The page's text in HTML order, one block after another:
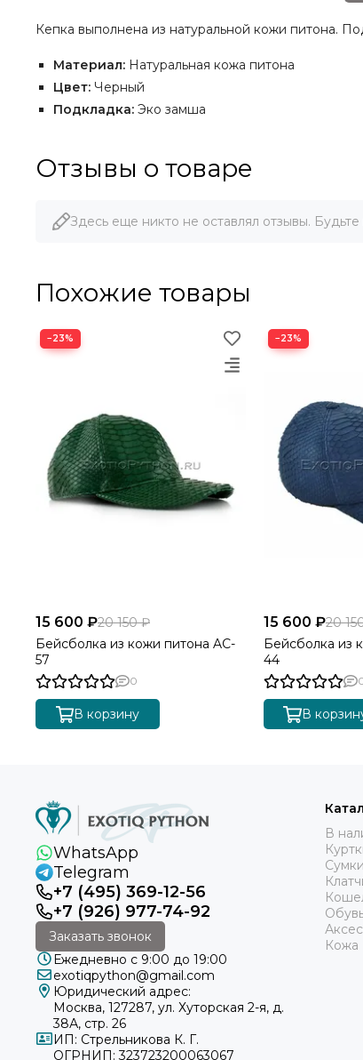
Кепка выполнена из натуральной кожи питона.
Материал: Натуральная кожа питона
Цвет: Черный
Подкладка: Эко замша
Отзывы о товаре
Здесь еще никто не оставлял отзывы.
Похожие товары
−23%
15 600 ₽20 150 ₽
Бейсболка из кожи питона AC-
57
0
В корзину
−23%
15 600 ₽20
Бейсболка из
44
В
WhatsApp
Telegram
+7 (495) 369-12-56
+7 (926) 977-74-92
Заказать звонок
Ежедневно с 9:00 до 19:00
exotiqpython@gmail.com
Юридический адрес:
Москва, 127287, ул. Хуторская 2-я, д.
38А, стр. 26
ИП: Стрельникова К. Г.
ОГРНИП: 323723200063067
В
Сумки
Кожа